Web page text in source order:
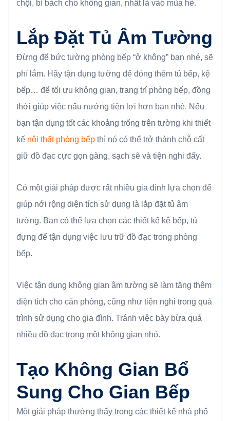
chội, bí bách cho không gian, nhất là vào mùa hè.
Lắp Đặt Tủ Âm Tường
Đừng để bức tường phòng bếp “ở không” bạn nhé, sẽ
phí lắm. Hãy tận dụng tường để đóng thêm tủ bếp, kệ
bếp… để tối ưu không gian, trang trí phòng bếp, đồng
thời giúp việc nấu nướng tiện lợi hơn bạn nhé. Nếu
bạn tận dụng tốt các khoảng trống trên tường khi thiết
kế nội thất phòng bếp thì nó có thể trở thành chỗ cất
giữ đồ đạc cực gọn gàng, sạch sẽ và tiện nghi đấy.
Có một giải pháp được rất nhiều gia đình lựa chọn để
giúp nới rộng diện tích sử dụng là lắp đặt tủ âm
tường. Bạn có thể lựa chọn các thiết kế kệ bếp, tủ
đựng để tận dụng việc lưu trữ đồ đạc trong phòng
bếp.
Việc tận dụng không gian âm tường sẽ làm tăng thêm
diện tích cho căn phòng, cũng như tiện nghi trong quá
trình sử dụng cho gia đình. Tránh việc bày bừa quá
nhiều đồ đạc trong một không gian nhỏ.
Tạo Không Gian Bổ
Sung Cho Gian Bếp
Một giải pháp thường thấy trong các thiết kế nhà phố